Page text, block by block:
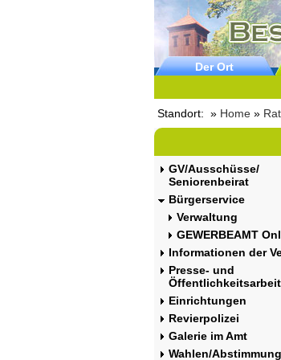
Der Ort
Standort: » Home »
GV/Ausschüsse/
Seniorenbeirat
Bürgerservice
Verwaltung
GEWERBEAMT
Informationen der
Presse- und
Öffentlichkeitsarbeit
Einrichtungen
Revierpolizei
Galerie im Amt
Wahlen/